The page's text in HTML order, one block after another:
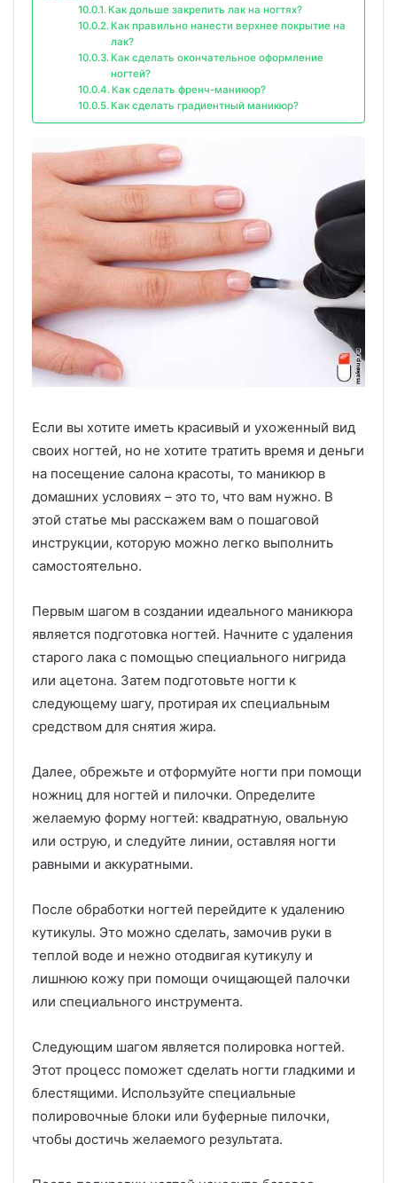
Как дольше закрепить лак на ногтях?
Как правильно нанести верхнее покрытие на
лак?
Как сделать окончательное оформление
ногтей?
Как сделать френч-маникюр?
Как сделать градиентный маникюр?
Если вы хотите иметь красивый и ухоженный вид
своих ногтей, но не хотите тратить время и деньги
на посещение салона красоты, то маникюр в
домашних условиях – это то, что вам нужно. В
этой статье мы расскажем вам о пошаговой
инструкции, которую можно легко выполнить
самостоятельно.
Первым шагом в создании идеального маникюра
является подготовка ногтей. Начните с удаления
старого лака с помощью специального нигрида
или ацетона. Затем подготовьте ногти к
следующему шагу, протирая их специальным
средством для снятия жира.
Далее, обрежьте и отформуйте ногти при помощи
ножниц для ногтей и пилочки. Определите
желаемую форму ногтей: квадратную, овальную
или острую, и следуйте линии, оставляя ногти
равными и аккуратными.
После обработки ногтей перейдите к удалению
кутикулы. Это можно сделать, замочив руки в
теплой воде и нежно отодвигая кутикулу и
лишнюю кожу при помощи очищающей палочки
или специального инструмента.
Следующим шагом является полировка ногтей.
Этот процесс поможет сделать ногти гладкими и
блестящими. Используйте специальные
полировочные блоки или буферные пилочки,
чтобы достичь желаемого результата.